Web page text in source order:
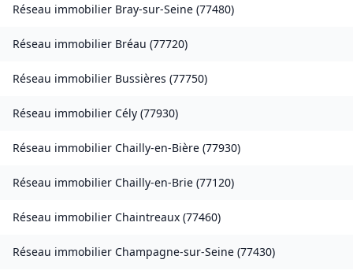
Réseau immobilier Bray-sur-Seine (77480)
Réseau immobilier Bréau (77720)
Réseau immobilier Bussières (77750)
Réseau immobilier Cély (77930)
Réseau immobilier Chailly-en-Bière (77930)
Réseau immobilier Chailly-en-Brie (77120)
Réseau immobilier Chaintreaux (77460)
Réseau immobilier Champagne-sur-Seine (77430)